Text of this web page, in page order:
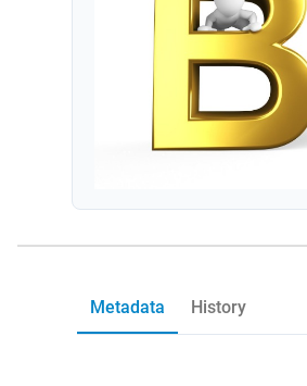
Metadata History